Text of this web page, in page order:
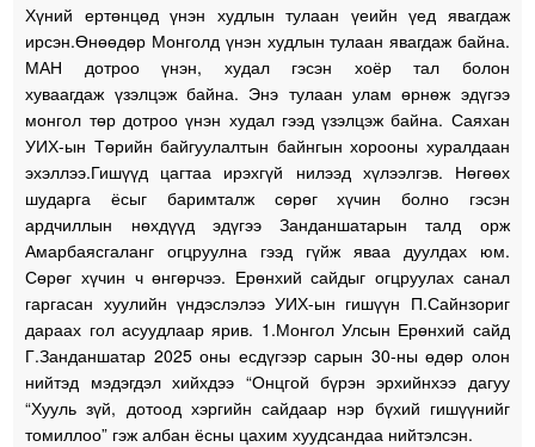
Хүний ертөнцөд үнэн худлын тулаан үеийн үед явагдаж
ирсэн.Өнөөдөр Монголд үнэн худлын тулаан явагдаж байна.
МАН дотроо үнэн, худал гэсэн хоёр тал болон
хуваагдаж үзэлцэж байна. Энэ тулаан улам өрнөж эдүгээ
монгол төр дотроо үнэн худал гээд үзэлцэж байна. Саяхан
УИХ-ын Төрийн байгуулалтын байнгын хорооны хуралдаан
эхэллээ.Гишүүд цагтаа ирэхгүй нилээд хүлээлгэв. Нөгөөх
шударга ёсыг баримталж сөрөг хүчин болно гэсэн
ардчиллын нөхдүүд эдүгээ Занданшатарын талд орж
Амарбаясгаланг огцруулна гээд гүйж яваа дуулдах юм.
Сөрөг хүчин ч өнгөрчээ. Ерөнхий сайдыг огцруулах санал
гаргасан хуулийн үндэслэлээ УИХ-ын гишүүн П.Сайнзориг
дараах гол асуудлаар ярив. 1.Монгол Улсын Ерөнхий сайд
Г.Занданшатар 2025 оны есдүгээр сарын 30-ны өдөр олон
нийтэд мэдэгдэл хийхдээ “Онцгой бүрэн эрхийнхээ дагуу
“Хууль зүй, дотоод хэргийн сайдаар нэр бүхий гишүүнийг
томиллоо” гэж албан ёсны цахим хуудсандаа нийтэлсэн.